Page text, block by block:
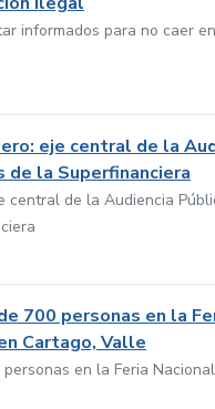
informados para no caer
eje central de la
de la Superfinanciera
central de la Audiencia
700 personas en la
Cartago, Valle
en la Feria